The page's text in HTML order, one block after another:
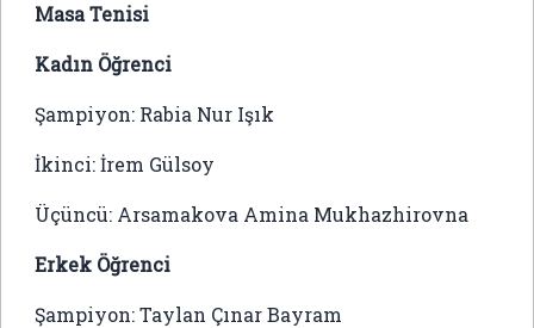
Masa Tenisi
Kadın Öğrenci
Şampiyon: Rabia Nur Işık
İkinci: İrem Gülsoy
Üçüncü: Arsamakova Amina Mukhazhirovna
Erkek Öğrenci
Şampiyon: Taylan Çınar Bayram